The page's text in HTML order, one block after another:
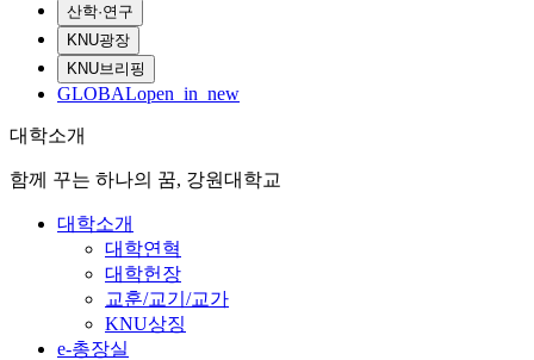
산학·연구
KNU광장
KNU브리핑
GLOBALopen_in_new
대학소개
함께 꾸는 하나의 꿈, 강원대학교
대학소개
대학연혁
대학헌장
교훈/교기/교가
KNU상징
e-총장실